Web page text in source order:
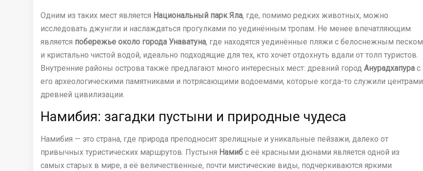
Одним из таких мест является Национальный парк Яла, где, помимо редких животных, можно
исследовать джунгли и наслаждаться прогулками по уединённым тропам. Не менее впечатляющим
является побережье около города Унаватуна, где находятся уединённые пляжи с белоснежным песком
и кристально чистой водой, идеально подходящие для тех, кто хочет отдохнуть вдали от толп туристов.
Внутренние районы острова также предлагают много интересных мест: древний город Анурадхапура с
его археологическими памятниками и потрясающими водоемами, которые когда-то служили центрами
древней цивилизации.
Намибия: загадки пустыни и природные чудеса
Намибия — это страна, где природа преподносит зрелищные и уникальные пейзажи, далеко от
привычных туристических маршрутов. Пустыня Намиб с её красными дюнами является одной из
самых старых в мире, а её величественные, почти мистические виды, подчеркиваются яркими